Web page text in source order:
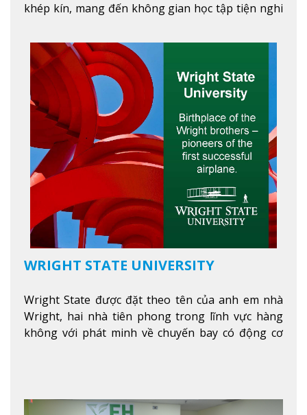
khép kín, mang đến không gian học tập tiện nghi
ích hiện đạXem thêm
WRIGHT STATE UNIVERSITY
Wright State được đặt theo tên của anh em nhà
Wright, hai nhà tiên phong trong lĩnh vực hàng
không với phát minh về chuyến bay có động cơ